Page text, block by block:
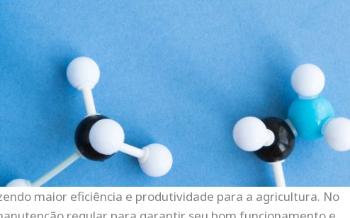
maior eficiência e produtividade para a agricultura. No